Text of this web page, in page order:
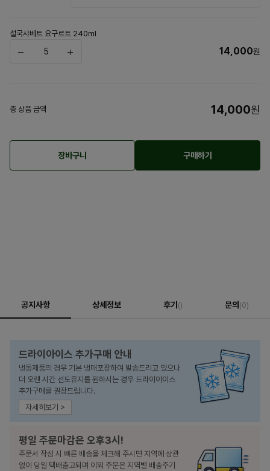
설국샤베트 요구르트 240ml
14,000원
총 상품 금액 14,000원
장바구니 구매하기
공지사항 상세정보 후기 () 문의 (0)
드라이아이스 추가구매 안내
냉동제품의 경우 기본 냉매포장하여 발송드리고 있으나
더 오랜 시간 선도유지를 원하시는 경우 드라이아이스
추가구매를 권장드립니다.
자세히보기 >
평일 주문마감은 오후3시!
주문서 작성 시 빠른 배송을 체크해 주시면 지역에 상관
없이 당일 택배출고되며 이외 주문은 지역별 배송주기